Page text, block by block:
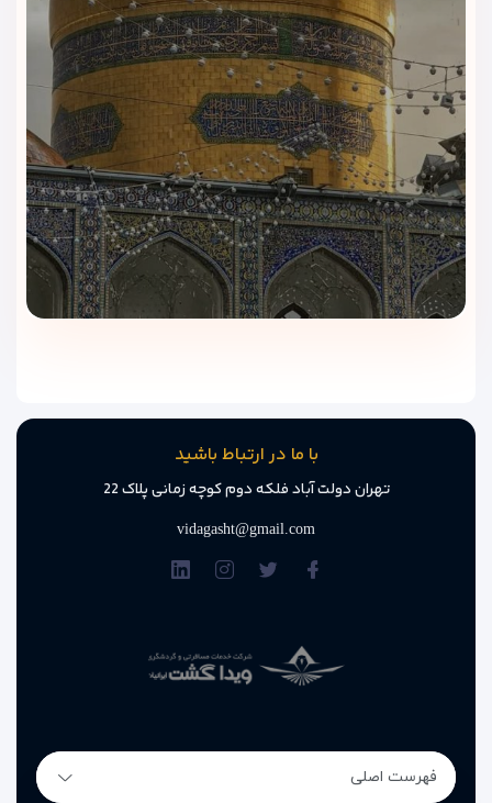
با ما در ارتباط باشید
تهران دولت آباد فلکه دوم کوچه زمانی پلاک 22
vidagasht@gmail.com
فهرست اصلی